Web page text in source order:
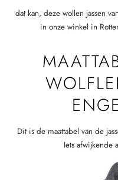
dat kan, deze wollen jassen
in onze winkel in
Dit is de maattabel van de
Iets afwijkende